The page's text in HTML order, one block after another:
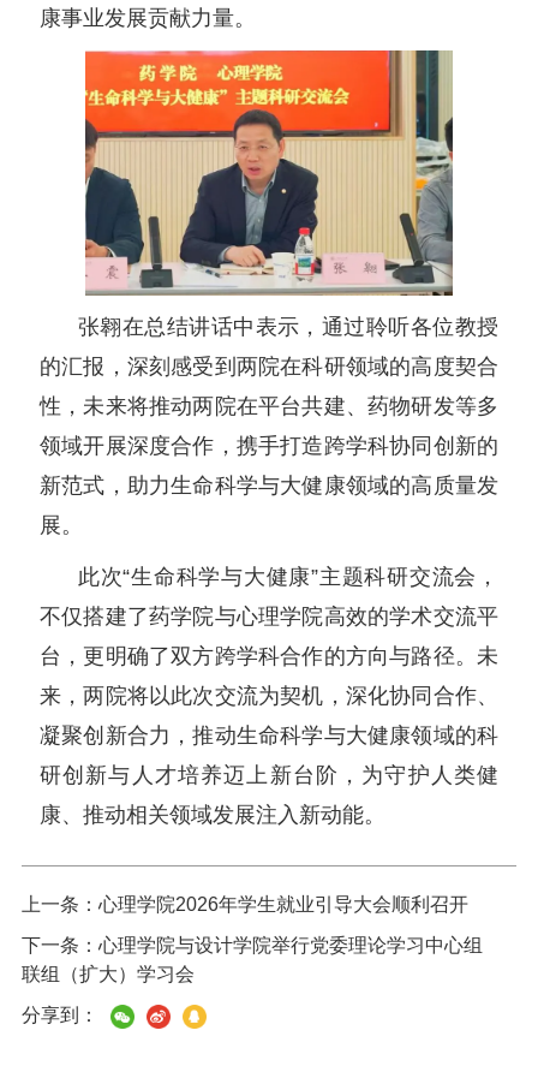
康事业发展贡献力量。
张翱在总结讲话中表示，通过聆听各位教授
的汇报，深刻感受到两院在科研领域的高度契合
性，未来将推动两院在平台共建、药物研发等多
领域开展深度合作，携手打造跨学科协同创新的
新范式，助力生命科学与大健康领域的高质量发
展。
此次“生命科学与大健康”主题科研交流会，
不仅搭建了药学院与心理学院高效的学术交流平
台，更明确了双方跨学科合作的方向与路径。未
来，两院将以此次交流为契机，深化协同合作、
凝聚创新合力，推动生命科学与大健康领域的科
研创新与人才培养迈上新台阶，为守护人类健
康、推动相关领域发展注入新动能。
上一条： 心理学院2026年学生就业引导大会顺利召开
下一条： 心理学院与设计学院举行党委理论学习中心组
联组（扩大）学习会
分享到：